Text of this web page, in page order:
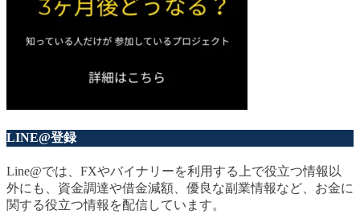
LINE@登録
Line@では、FXやバイナリーを利用する上で役立つ情報以
外にも、資金調達や借金減額、優良な副業情報など、お金に
関する役立つ情報を配信しています。